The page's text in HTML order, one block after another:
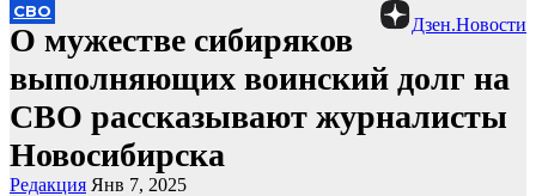
Дзен.Новости
СВО
О мужестве сибиряков
выполняющих воинский долг на
СВО рассказывают журналисты
Новосибирска
Редакция Янв 7, 2025